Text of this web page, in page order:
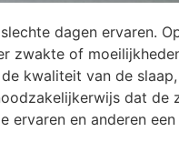
dagen ervaren.
zwakte of
kwaliteit van de
dat de
en anderen